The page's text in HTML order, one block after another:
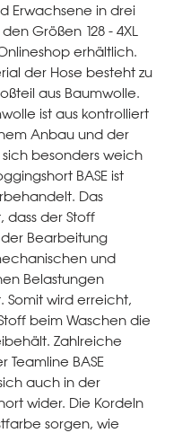
Erwachsene in drei
Größen 128 - 4XL
erhältlich.
der Hose besteht zu
aus Baumwolle.
ist aus kontrolliert
Anbau und der
sich besonders weich
BASE ist
Das
dass der Stoff
Bearbeitung
und
Belastungen
Somit wird erreicht,
beim Waschen die
Zahlreiche
Teamline BASE
auch in der
wider. Die Kordeln
sorgen, wie